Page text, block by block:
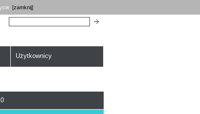
[zamknij]
Szukaj:
Użytkownicy